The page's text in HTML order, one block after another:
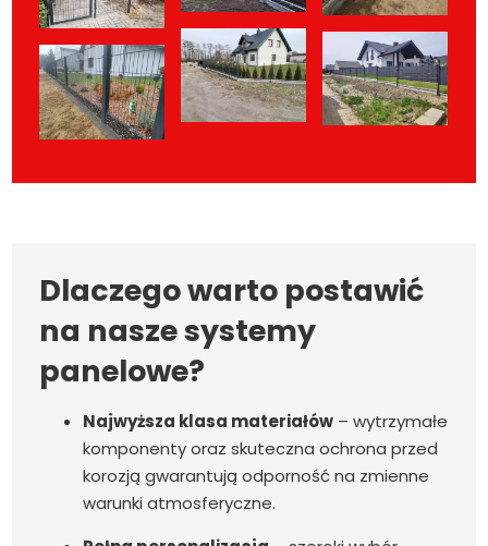
Dlaczego warto postawić
na nasze systemy
panelowe?
Najwyższa klasa materiałów – wytrzymałe
komponenty oraz skuteczna ochrona przed
korozją gwarantują odporność na zmienne
warunki atmosferyczne.